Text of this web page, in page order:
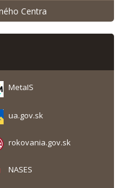
Centra
MetaIS
ua.gov.sk
rokovania.gov.sk
NASES